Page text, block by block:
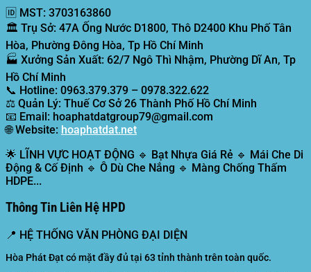
🆔 MST: 3703163860
🏛️ Trụ Sở: 47A Ống Nước D1800, Thô D2400 Khu Phố Tân
Hòa, Phường Đông Hòa, Tp Hồ Chí Minh
🏭 Xưởng Sản Xuất: 62/7 Ngô Thì Nhậm, Phường Dĩ An, Tp
Hồ Chí Minh
📞 Hotline: 0963.379.379 – 0978.322.622
⚖️ Quản Lý: Thuế Cơ Sở 26 Thành Phố Hồ Chí Minh
📧 Email: hoaphatdatgroup79@gmail.com
🌐Website: hoaphatdat.net
🌟 LĨNH VỰC HOẠT ĐỘNG 🔹 Bạt Nhựa Giá Rẻ 🔹 Mái Che Di
Động & Cố Định 🔹 Ô Dù Che Nắng 🔹 Màng Chống Thấm
HDPE...
Thông Tin Liên Hệ HPD
📍 HỆ THỐNG VĂN PHÒNG ĐẠI DIỆN
Hòa Phát Đạt có mặt đầy đủ tại 63 tỉnh thành trên toàn quốc.